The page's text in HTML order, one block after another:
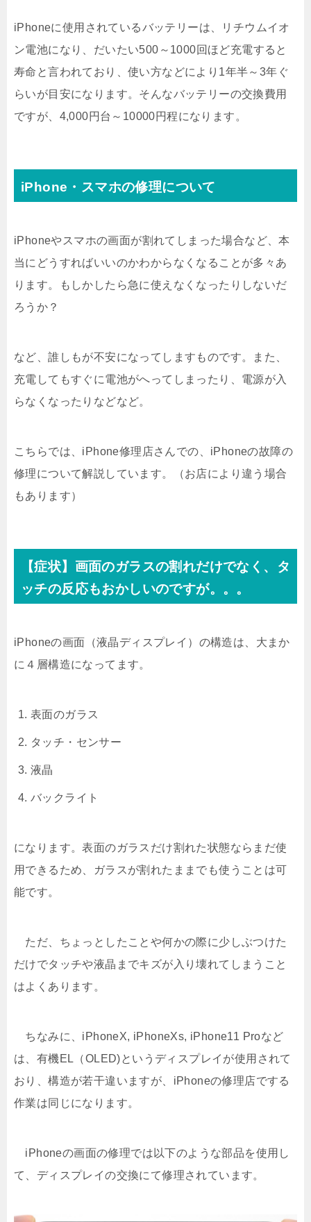
iPhoneに使用されているバッテリーは、リチウムイオ
ン電池になり、だいたい500～1000回ほど充電すると
寿命と言われており、使い方などにより1年半～3年ぐ
らいが目安になります。そんなバッテリーの交換費用
ですが、4,000円台～10000円程になります。
iPhone・スマホの修理について
iPhoneやスマホの画面が割れてしまった場合など、本
当にどうすればいいのかわからなくなることが多々あ
ります。もしかしたら急に使えなくなったりしないだ
ろうか？
など、誰しもが不安になってしますものです。また、
充電してもすぐに電池がへってしまったり、電源が入
らなくなったりなどなど。
こちらでは、iPhone修理店さんでの、iPhoneの故障の
修理について解説しています。（お店により違う場合
もあります）
【症状】画面のガラスの割れだけでなく、タ
ッチの反応もおかしいのですが。。。
iPhoneの画面（液晶ディスプレイ）の構造は、大まか
に４層構造になってます。
表面のガラス
タッチ・センサー
液晶
バックライト
になります。表面のガラスだけ割れた状態ならまだ使
用できるため、ガラスが割れたままでも使うことは可
能です。
ただ、ちょっとしたことや何かの際に少しぶつけた
だけでタッチや液晶までキズが入り壊れてしまうこと
はよくあります。
ちなみに、iPhoneX, iPhoneXs, iPhone11 Proなど
は、有機EL（OLED)というディスプレイが使用されて
おり、構造が若干違いますが、iPhoneの修理店でする
作業は同じになります。
iPhoneの画面の修理では以下のような部品を使用し
て、ディスプレイの交換にて修理されています。